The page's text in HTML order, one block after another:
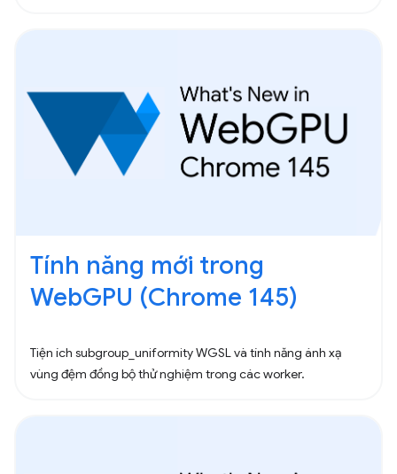
Tính năng mới trong
WebGPU (Chrome 145)
Tiện ích subgroup_uniformity WGSL và tính năng ánh xạ
vùng đệm đồng bộ thử nghiệm trong các worker.